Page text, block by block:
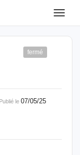
Toggle
fermé
Publié le 07/05/25